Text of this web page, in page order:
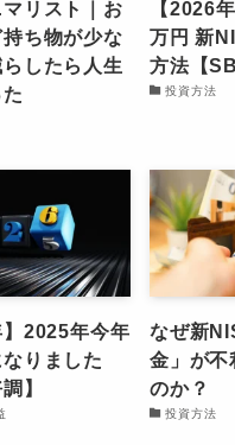
リスト｜お
ち物が少な
したら人生
【2026
万円 新
方法【
投資方法
】2025年今年
りました
】
なぜ新
金」が不
のか？
投資方法